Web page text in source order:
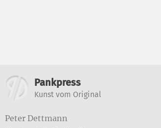
Weitere
Pankpress
Kunst vom Original
Peter Dettmann